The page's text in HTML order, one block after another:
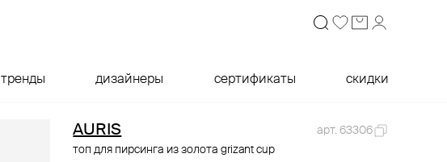
тренды дизайнеры сертификаты скидки
AURIS
арт. 63306
топ для пирсинга из золота grizant cup